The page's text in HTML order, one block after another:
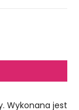
Wykonana jest